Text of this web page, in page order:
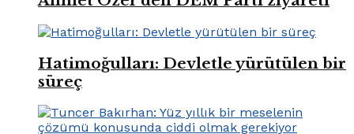
Hatimoğulları: Devletle yürütülen bir
süreç